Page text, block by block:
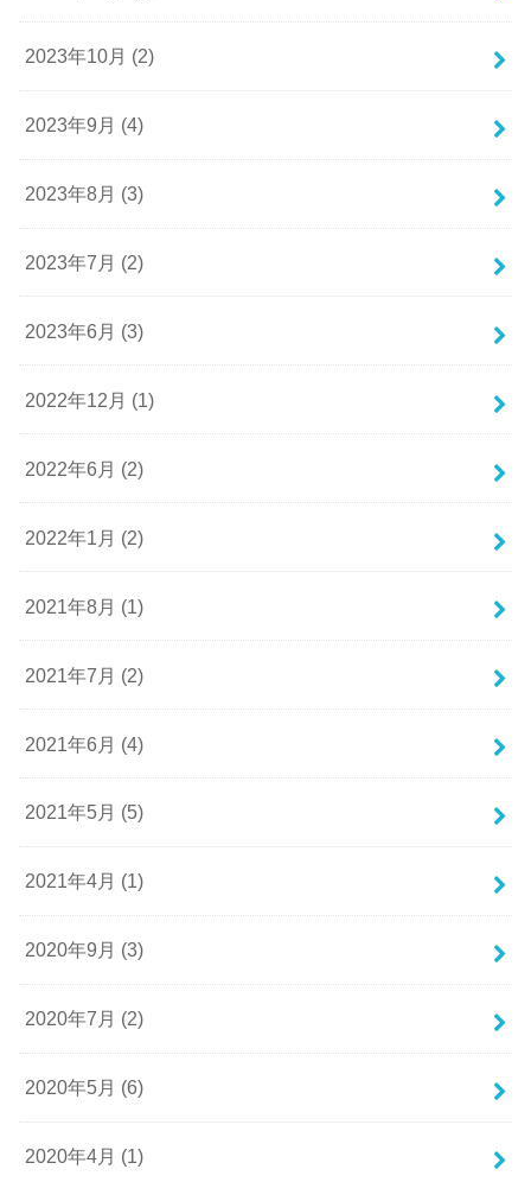
2023年10月 (2)
2023年9月 (4)
2023年8月 (3)
2023年7月 (2)
2023年6月 (3)
2022年12月 (1)
2022年6月 (2)
2022年1月 (2)
2021年8月 (1)
2021年7月 (2)
2021年6月 (4)
2021年5月 (5)
2021年4月 (1)
2020年9月 (3)
2020年7月 (2)
2020年5月 (6)
2020年4月 (1)